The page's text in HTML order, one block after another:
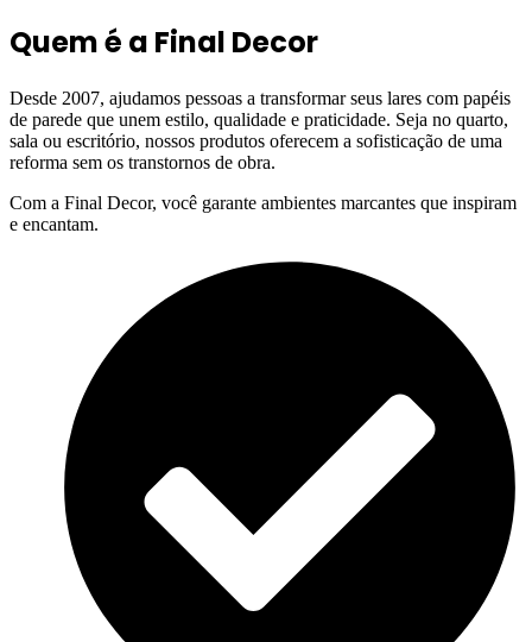
Quem é a Final Decor
Desde 2007, ajudamos pessoas a transformar seus lares com papéis
de parede que unem estilo, qualidade e praticidade. Seja no quarto,
sala ou escritório, nossos produtos oferecem a sofisticação de uma
reforma sem os transtornos de obra.
Com a Final Decor, você garante ambientes marcantes que inspiram
e encantam.